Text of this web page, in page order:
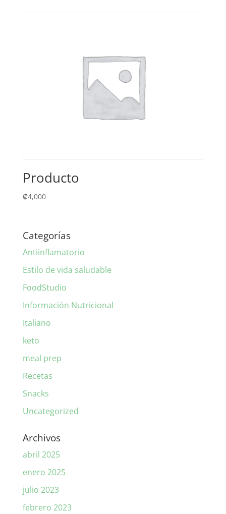
Producto
₡4,000
Categorías
Antiinflamatorio
Estilo de vida saludable
FoodStudio
Información Nutricional
Italiano
keto
meal prep
Recetas
Snacks
Uncategorized
Archivos
abril 2025
enero 2025
julio 2023
febrero 2023